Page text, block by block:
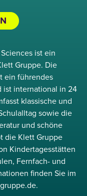
ist ein
Gruppe. Die
ein führendes
ist international in 24
klassische und
sowie die
und schöne
die Klett Gruppe
Kindertagesstätten
Fernfach- und
finden Sie im